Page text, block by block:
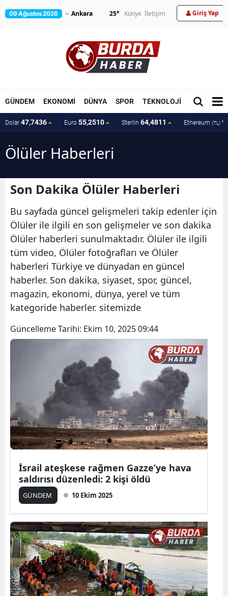
09 Ağustos 2026 25° Künye İletişim Giriş Yap
GÜNDEM EKONOMİ DÜNYA SPOR TEKNOLOJİ MAGAZİN
Dolar 47,7436 Euro 55,2510 Sterlin 64,4811 Ethereum (TL)
Ölüler Haberleri
Son Dakika Ölüler Haberleri
Bu sayfada güncel gelişmeleri takip edenler için
Ölüler ile ilgili en son gelişmeler ve son dakika
Ölüler haberleri sunulmaktadır. Ölüler ile ilgili
tüm video, Ölüler fotoğrafları ve Ölüler
haberleri Türkiye ve dünyadan en güncel
haberler. Son dakika, siyaset, spor, güncel,
magazin, ekonomi, dünya, yerel ve tüm
kategoride haberler. sitemizde
Güncelleme Tarihi: Ekim 10, 2025 09:44
İsrail ateşkese rağmen Gazze’ye hava
saldırısı düzenledi: 2 kişi öldü
GÜNDEM 10 Ekim 2025